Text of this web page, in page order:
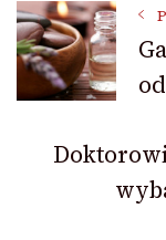
Post